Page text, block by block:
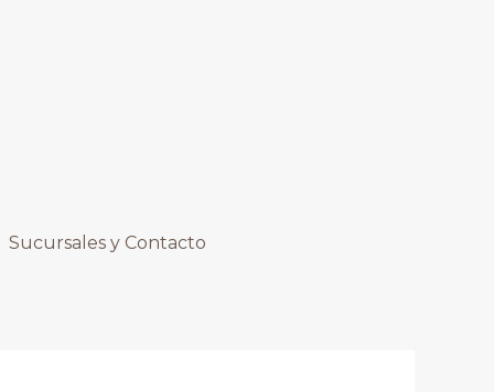
Sucursales y Contacto